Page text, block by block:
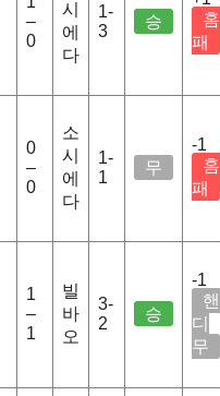
–
0
시
에
다
1-
3
승
홈
패
0
–
0
소
시
에
다
1-
1
무
-1
홈
패
1
–
1
빌
바
오
3-
2
승
-1
핸
디
무